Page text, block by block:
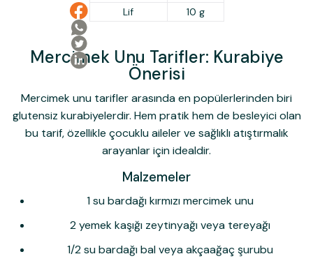
Lif
10 g
Mercimek Unu Tarifler: Kurabiye
Önerisi
Mercimek unu tariflerarasında en popülerlerinden biri
glutensiz kurabiyelerdir. Hem pratik hem de besleyici olan
bu tarif, özellikle çocuklu aileler ve sağlıklı atıştırmalık
arayanlar için idealdir.
Malzemeler
1 su bardağı kırmızı mercimek unu
2 yemek kaşığı zeytinyağı veya tereyağı
1/2 su bardağı bal veya akçaağaç şurubu